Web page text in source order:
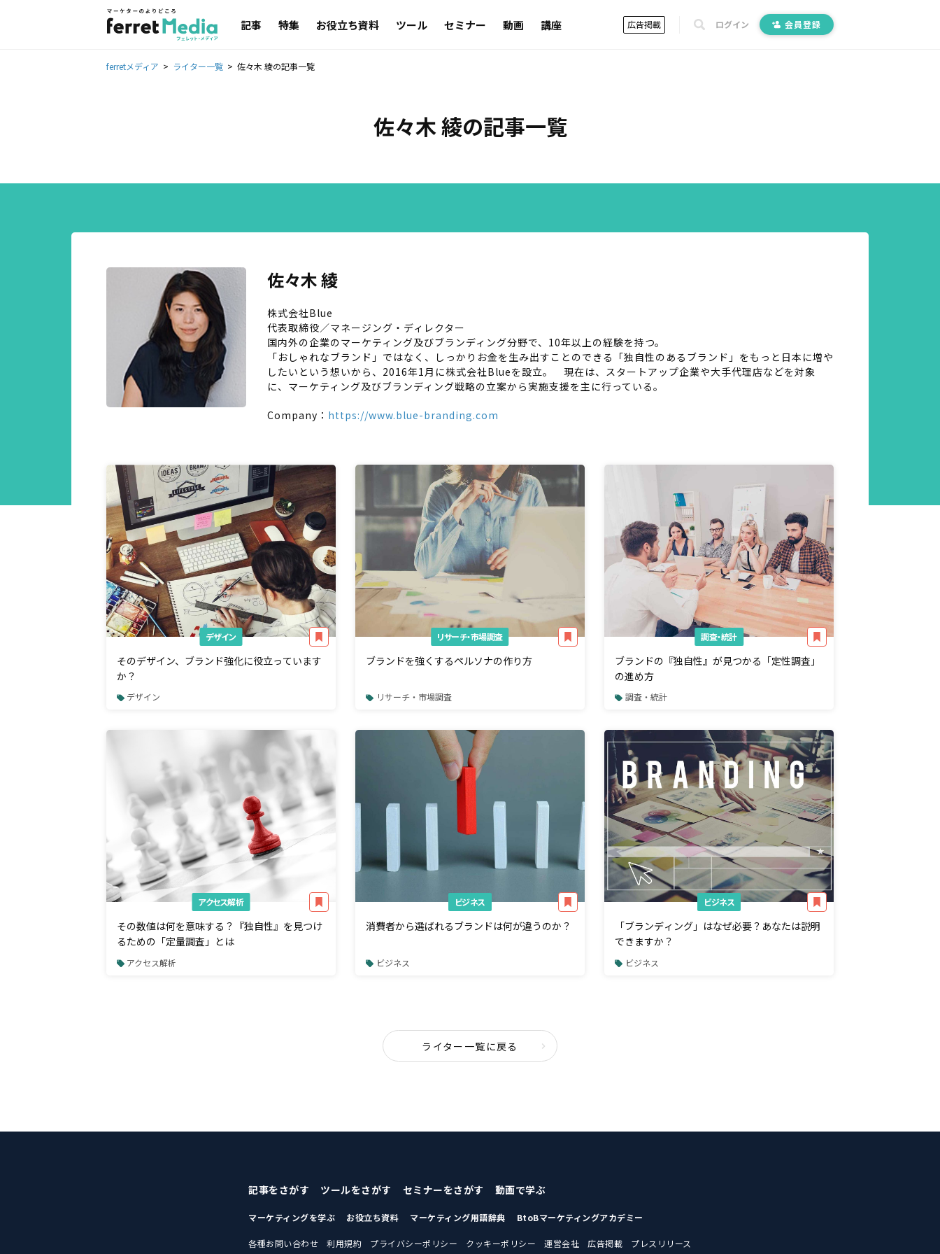
記事 特集 お役立ち資料 ツール セミナー 動画 講座 広告掲載 ログイン 会員登録
ferretメディア ライター一覧 佐々木 綾の記事一覧
佐々木 綾の記事一覧
佐々木 綾
株式会社Blue
代表取締役／マネージング・ディレクター
国内外の企業のマーケティング及びブランディング分野で、10年以上の経験を持つ。
「おしゃれなブランド」ではなく、しっかりお金を生み出すことのできる「独自性のあるブランド」をもっと日本に増や
したいという想いから、2016年1月に株式会社Blueを設立。 現在は、スタートアップ企業や大手代理店などを対象
に、マーケティング及びブランディング戦略の立案から実施支援を主に行っている。
Company： https://www.blue-branding.com
デザイン
そのデザイン、ブランド強化に役立っています
か？
デザイン
リサーチ・市場調査
ブランドを強くするペルソナの作り方
リサーチ・市場調査
調査・統計
ブランドの『独自性』が見つかる「定性調査」
の進め方
調査・統計
アクセス解析
その数値は何を意味する？『独自性』を見つけ
るための「定量調査」とは
アクセス解析
ビジネス
消費者から選ばれるブランドは何が違うのか？
ビジネス
ビジネス
「ブランディング」はなぜ必要？あなたは説明
できますか？
ビジネス
ライター一覧に戻る
記事をさがす ツールをさがす セミナーをさがす 動画で学ぶ
マーケティングを学ぶ お役立ち資料 マーケティング用語辞典 BtoBマーケティングアカデミー
各種お問い合わせ 利用規約 プライバシーポリシー クッキーポリシー 運営会社 広告掲載 プレスリリース